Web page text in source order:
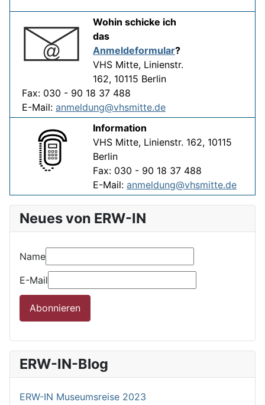
Neues von ERW-IN
Name
E-Mail
Abonnieren
ERW-IN-Blog
ERW-IN Museumsreise 2023
Wohin schicke ich
das
Anmeldeformular?
VHS Mitte, Linienstr.
162, 10115 Berlin
Fax: 030 - 90 18 37 488
E-Mail: anmeldung@vhsmitte.de
Information
VHS Mitte, Linienstr. 162, 10115
Berlin
Fax: 030 - 90 18 37 488
E-Mail: anmeldung@vhsmitte.de